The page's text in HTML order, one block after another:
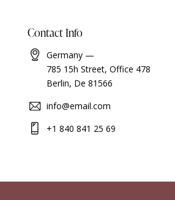
l
e
a
t
Contact Info
Germany —
785 15h Street, Office 478
Berlin, De 81566
info@email.com
+1 840 841 25 69